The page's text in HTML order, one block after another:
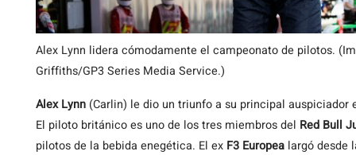
Alex Lynn lidera cómodamente el campeonato de pilotos.
Griffiths/GP3 Series Media Service.)
Alex Lynn (Carlin) le dio un triunfo a su principal auspiciador
El piloto británico es uno de los tres miembros del Red Bull
pilotos de la bebida enegética. El ex F3 Europea largó desde